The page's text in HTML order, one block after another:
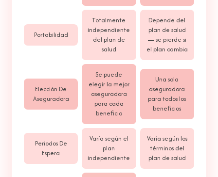
Portabilidad
Totalmente
independiente
del plan de
salud
Depende del
plan de salud
— se pierde si
el plan cambia
Elección De
Aseguradora
Se puede
elegir la mejor
aseguradora
para cada
beneficio
Una sola
aseguradora
para todos los
beneficios
Periodos De
Espera
Varía según el
plan
independiente
Varía según los
términos del
plan de salud